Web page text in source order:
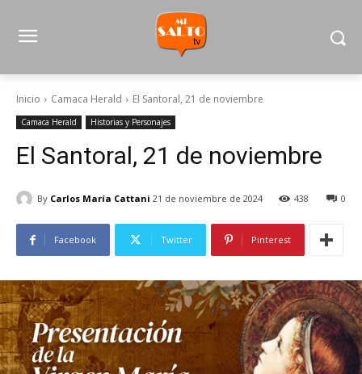
Inicio Camaca Herald El Santoral, 21 de noviembre
Camaca Herald Historias y Personajes
El Santoral, 21 de noviembre
By Carlos María Cattani 21 de noviembre de 2024 0
438
Facebook Twitter Pinterest